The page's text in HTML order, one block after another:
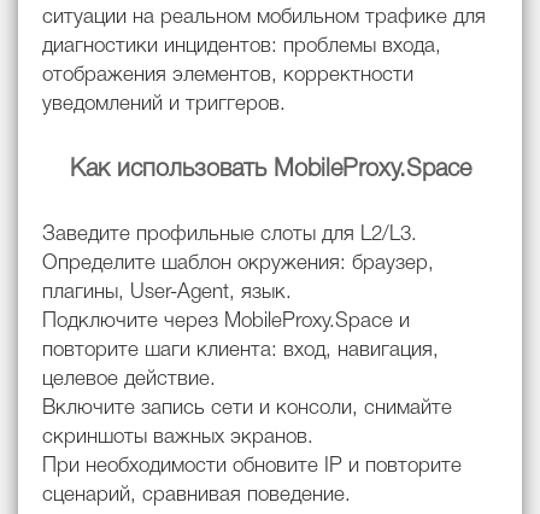
ситуации на реальном мобильном трафике для
диагностики инцидентов: проблемы входа,
отображения элементов, корректности
уведомлений и триггеров.
Как использовать MobileProxy.Space
Заведите профильные слоты для L2/L3.
Определите шаблон окружения: браузер,
плагины, User-Agent, язык.
Подключите через MobileProxy.Space и
повторите шаги клиента: вход, навигация,
целевое действие.
Включите запись сети и консоли, снимайте
скриншоты важных экранов.
При необходимости обновите IP и повторите
сценарий, сравнивая поведение.